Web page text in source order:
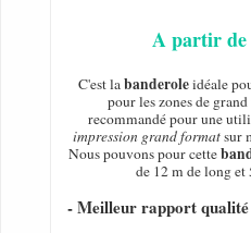
A partir de
C'est labanderoleidéale
pour les zones de
recommandé pour une
impression grand formatsur
Nous pouvons pour cette
de 12 m de long et
- Meilleur rapport